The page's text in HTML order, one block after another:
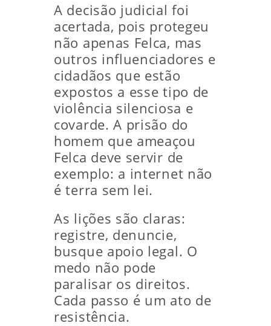
A decisão judicial foi
acertada, pois protegeu
não apenas Felca, mas
outros influenciadores e
cidadãos que estão
expostos a esse tipo de
violência silenciosa e
covarde. A prisão do
homem que ameaçou
Felca deve servir de
exemplo: a internet não
é terra sem lei.
As lições são claras:
registre, denuncie,
busque apoio legal. O
medo não pode
paralisar os direitos.
Cada passo é um ato de
resistência.